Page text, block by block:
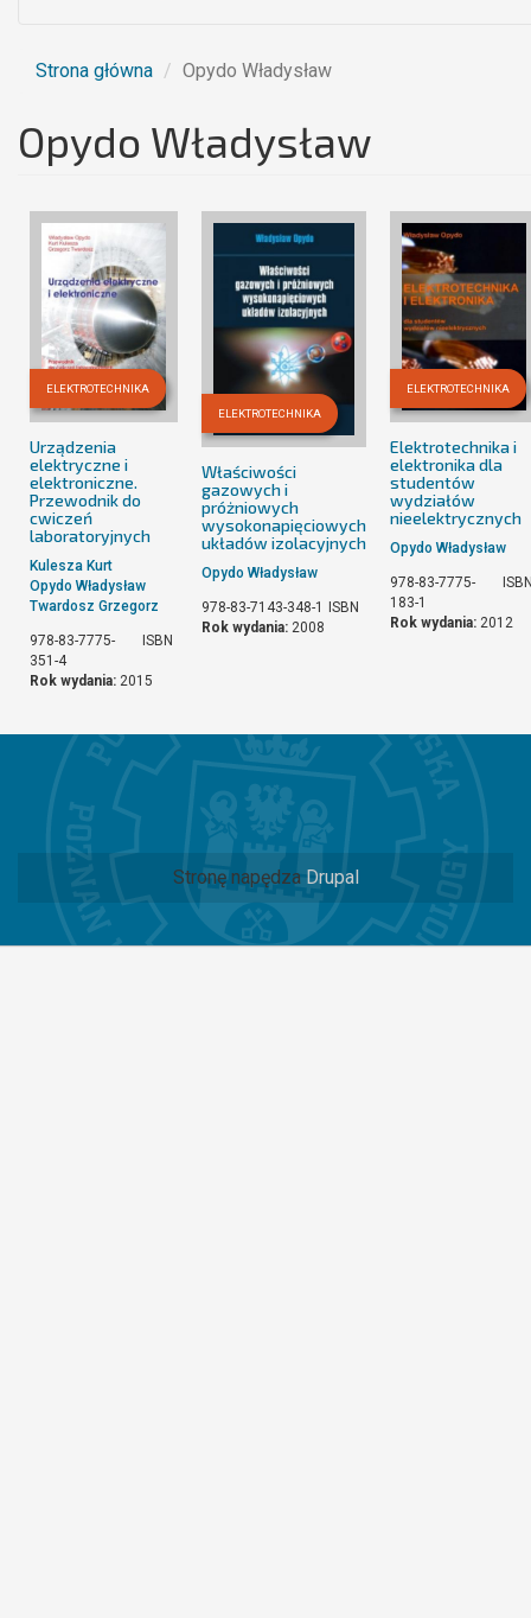
Strona główna Opydo Władysław
Opydo Władysław
ELEKTROTECHNIKA
Urządzenia
elektryczne i
elektroniczne.
Przewodnik do
cwiczeń
laboratoryjnych
Kulesza Kurt
Opydo Władysław
Twardosz Grzegorz
978-83-7775-
351-4
ISBN
Rok wydania: 2015
ELEKTROTECHNIKA
Właściwości
gazowych i
próżniowych
wysokonapięciowych
układów izolacyjnych
Opydo Władysław
978-83-7143-348-1 ISBN
Rok wydania: 2008
ELEKTROTECHNIKA
Elektrotechnika i
elektronika dla
studentów
wydziałów
nieelektrycznych
Opydo Władysław
978-83-7775-
183-1
Rok wydania: 2012
Stronę napędza Drupal